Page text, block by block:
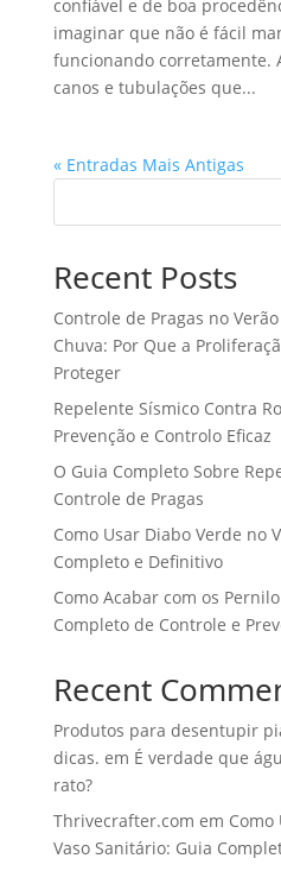
confiável e de boa
imaginar que não é fácil
funcionando corretamente.
canos e tubulações que...
« Entradas Mais Antigas
Recent Posts
Controle de Pragas no
Chuva: Por Que a
Proteger
Repelente Sísmico Contra
Prevenção e Controlo Eficaz
O Guia Completo Sobre
Controle de Pragas
Como Usar Diabo Verde no
Completo e Definitivo
Como Acabar com os
Completo de Controle e
Recent
Produtos para desentupir
dicas. em É verdade que
rato?
Thrivecrafter.com em Como
Vaso Sanitário: Guia